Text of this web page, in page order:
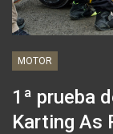
MOTOR
1ª prueba
Karting As